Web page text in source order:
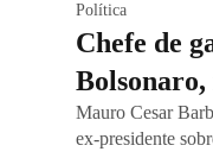
Política
Chefe de
Mauro Cesar
ex-presidente